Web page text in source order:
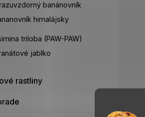
banánovník
himalájsky
triloba (PAW-PAW)
jablko
rastliny